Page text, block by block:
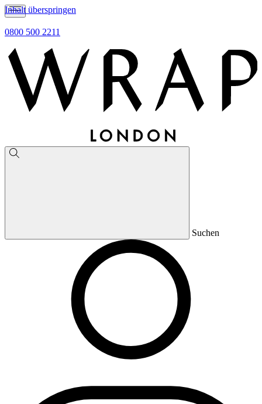
Inhalt überspringen
0800 500 2211
Suchen